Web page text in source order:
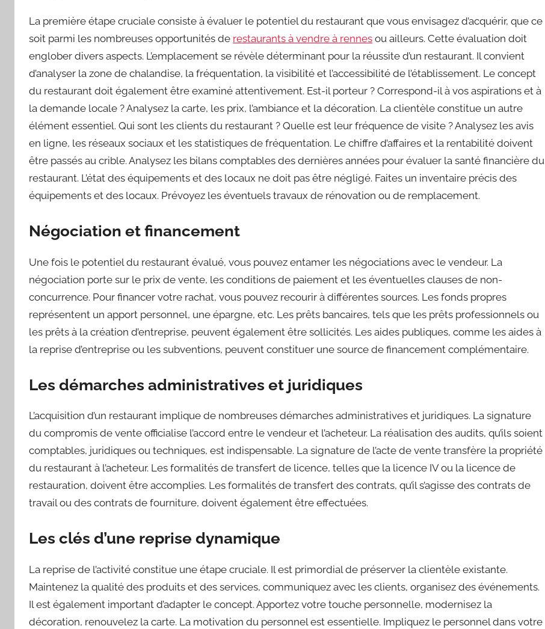
La première étape cruciale consiste à évaluer le potentiel du restaurant que vous envisagez d’acquérir, que ce
soit parmi les nombreuses opportunités de restaurants à vendre à rennes ou ailleurs. Cette évaluation doit
englober divers aspects. L’emplacement se révèle déterminant pour la réussite d’un restaurant. Il convient
d’analyser la zone de chalandise, la fréquentation, la visibilité et l’accessibilité de l’établissement. Le concept
du restaurant doit également être examiné attentivement. Est-il porteur ? Correspond-il à vos aspirations et à
la demande locale ? Analysez la carte, les prix, l’ambiance et la décoration. La clientèle constitue un autre
élément essentiel. Qui sont les clients du restaurant ? Quelle est leur fréquence de visite ? Analysez les avis
en ligne, les réseaux sociaux et les statistiques de fréquentation. Le chiffre d’affaires et la rentabilité doivent
être passés au crible. Analysez les bilans comptables des dernières années pour évaluer la santé financière du
restaurant. L’état des équipements et des locaux ne doit pas être négligé. Faites un inventaire précis des
équipements et des locaux. Prévoyez les éventuels travaux de rénovation ou de remplacement.
Négociation et financement
Une fois le potentiel du restaurant évalué, vous pouvez entamer les négociations avec le vendeur. La
négociation porte sur le prix de vente, les conditions de paiement et les éventuelles clauses de non-
concurrence. Pour financer votre rachat, vous pouvez recourir à différentes sources. Les fonds propres
représentent un apport personnel, une épargne, etc. Les prêts bancaires, tels que les prêts professionnels ou
les prêts à la création d’entreprise, peuvent également être sollicités. Les aides publiques, comme les aides à
la reprise d’entreprise ou les subventions, peuvent constituer une source de financement complémentaire.
Les démarches administratives et juridiques
L’acquisition d’un restaurant implique de nombreuses démarches administratives et juridiques. La signature
du compromis de vente officialise l’accord entre le vendeur et l’acheteur. La réalisation des audits, qu’ils soient
comptables, juridiques ou techniques, est indispensable. La signature de l’acte de vente transfère la propriété
du restaurant à l’acheteur. Les formalités de transfert de licence, telles que la licence IV ou la licence de
restauration, doivent être accomplies. Les formalités de transfert des contrats, qu’il s’agisse des contrats de
travail ou des contrats de fourniture, doivent également être effectuées.
Les clés d’une reprise dynamique
La reprise de l’activité constitue une étape cruciale. Il est primordial de préserver la clientèle existante.
Maintenez la qualité des produits et des services, communiquez avec les clients, organisez des événements.
Il est également important d’adapter le concept. Apportez votre touche personnelle, modernisez la
décoration, renouvelez la carte. La motivation du personnel est essentielle. Impliquez le personnel dans votre